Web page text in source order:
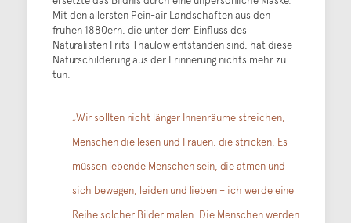
Mit den allersten Pein-air Landschaften aus den
frühen 1880ern, die unter dem Einfluss des
Naturalisten Frits Thaulow entstanden sind, hat diese
Naturschilderung aus der Erinnerung nichts mehr zu
tun.
„Wir sollten nicht länger Innenräume streichen,
Menschen die lesen und Frauen, die stricken. Es
müssen lebende Menschen sein, die atmen und
sich bewegen, leiden und lieben – ich werde eine
Reihe solcher Bilder malen. Die Menschen werden